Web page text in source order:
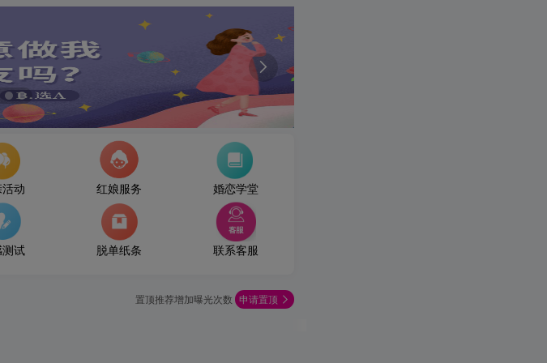

动 红娘服务 婚恋学堂
试 脱单纸条 联系客服
置顶推荐增加曝光次数 申请置顶